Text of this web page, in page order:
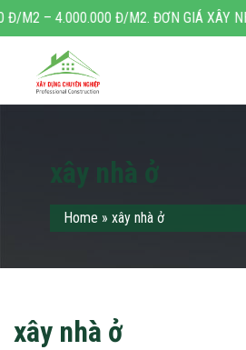
4.000.000 Đ/M2. ĐƠN GIÁ XÂY NHÀ
xây nhà ở
Home » xây nhà ở
xây nhà ở